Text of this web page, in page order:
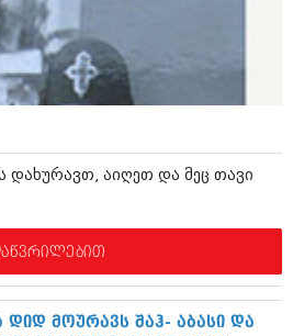
(318)
(256)
(368)
დახურავთ, აიღეთ და მეც თავი
მოურავს შაჰ- აბასი და